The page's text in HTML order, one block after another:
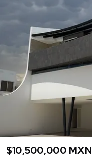
$10,500,000 MXN